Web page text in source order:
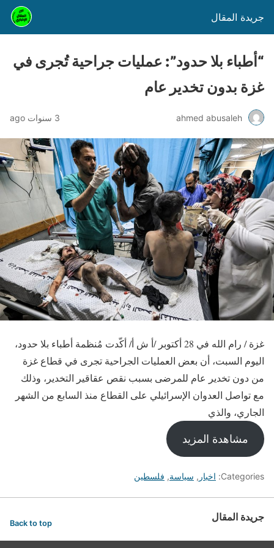
جريدة المقال
“أطباء بلا حدود”: عمليات جراحية تُجرى في
غزة بدون تخدير عام
ahmed abusaleh 3 سنوات ago
غزة / رام الله في 28 أكتوبر /أ ش أ/ أكّدت مُنظمة أطباء بلا حدود،
اليوم السبت، أن بعض العمليات الجراحية تجرى في قطاع غزة
من دون تخدير عام للمرضى بسبب نقص عقاقير التخدير، وذلك
مع تواصل العدوان الإسرائيلي على القطاع منذ السابع من الشهر
الجاري، والذي
مشاهدة المزيد
Categories: اخبار , سياسة, فلسطين
جريدة المقال Back to top